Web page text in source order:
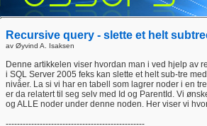
Recursive query - slette et helt
av Øyvind A. Isaksen
Denne artikkelen viser hvordan man i ved hjelp av
i SQL Server 2005 feks kan slette et helt sub-tre
nivåer. La si vi har en tabell som lagrer noder i en
er da relatert til seg selv med Id og ParentId. Vi
og ALLE noder under denne noden. Her viser vi
-------------------------------------------------